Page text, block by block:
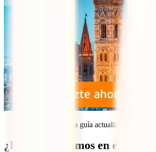
No te pierdas esta guía actualizada en la
¿De qué hablamos en el